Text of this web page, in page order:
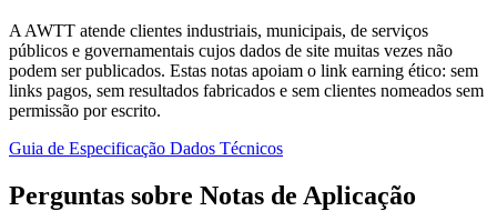
A AWTT atende clientes industriais, municipais, de serviços
públicos e governamentais cujos dados de site muitas vezes não
podem ser publicados. Estas notas apoiam o link earning ético: sem
links pagos, sem resultados fabricados e sem clientes nomeados sem
permissão por escrito.
Guia de Especificação Dados Técnicos
Perguntas sobre Notas de Aplicação